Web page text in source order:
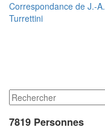
Correspondance de J.-A.
Turrettini
7819 Personnes